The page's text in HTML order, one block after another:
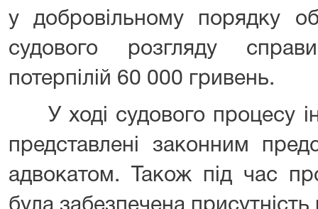
у добровільному порядку
судового розгляду
потерпілій 60 000 гривень.
У ході судового процесу
представлені законним
адвокатом. Також під час